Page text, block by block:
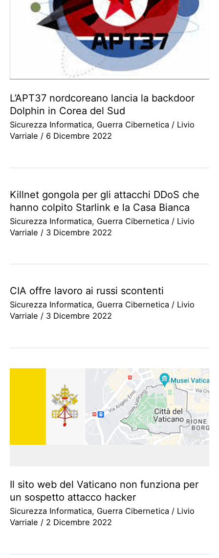
L’APT37 nordcoreano lancia la backdoor
Dolphin in Corea del Sud
Sicurezza Informatica, Guerra Cibernetica / Livio
Varriale / 6 Dicembre 2022
Killnet gongola per gli attacchi DDoS che
hanno colpito Starlink e la Casa Bianca
Sicurezza Informatica, Guerra Cibernetica / Livio
Varriale / 3 Dicembre 2022
CIA offre lavoro ai russi scontenti
Sicurezza Informatica, Guerra Cibernetica / Livio
Varriale / 3 Dicembre 2022
Il sito web del Vaticano non funziona per
un sospetto attacco hacker
Sicurezza Informatica, Guerra Cibernetica / Livio
Varriale / 2 Dicembre 2022